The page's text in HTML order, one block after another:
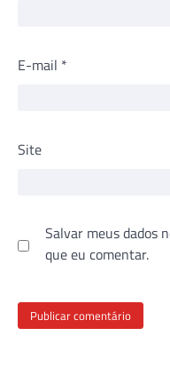
E-mail *
Site
Salvar meus dados
que eu comentar.